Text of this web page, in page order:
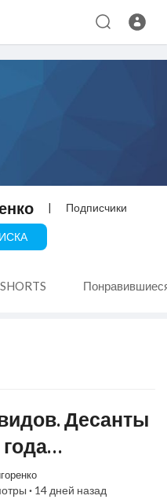
| Подписчики
SHORTS
Десанты
4.mp3
· 14 дней назад